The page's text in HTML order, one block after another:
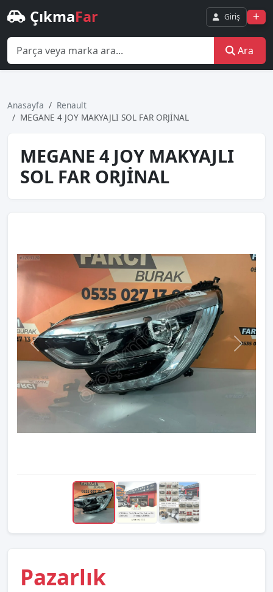
ÇıkmaFar Giriş
Ara
Anasayfa
Renault
MEGANE 4 JOY MAKYAJLI SOL FAR ORJİNAL
MEGANE 4 JOY MAKYAJLI
SOL FAR ORJİNAL
Pazarlık